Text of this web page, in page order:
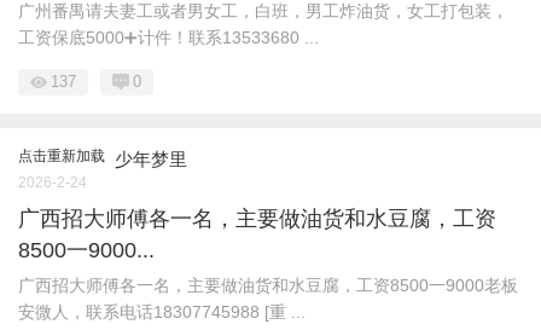
广州番禺请夫妻工或者男女工，白班，男工炸油货，女工打包装，
工资保底5000➕计件！联系13533680 ...
137 0
点击重新加载 少年梦里
2026-2-24
广西招大师傅各一名，主要做油货和水豆腐，工资
8500一9000...
广西招大师傅各一名，主要做油货和水豆腐，工资8500一9000老板
安微人，联系电话18307745988 [重 ...